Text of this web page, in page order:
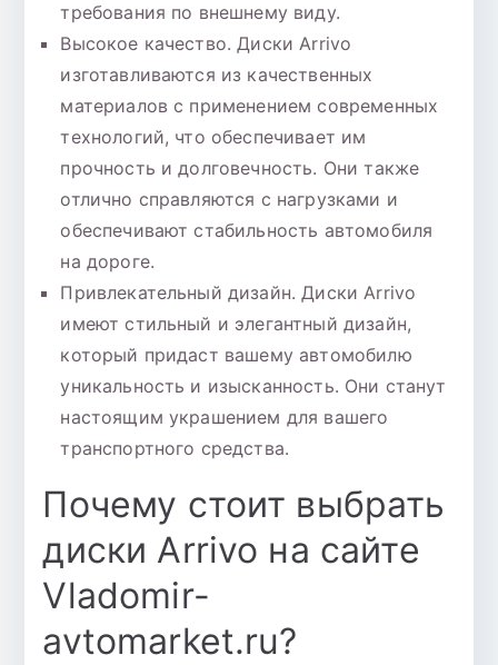
требования по внешнему виду.
Высокое качество. Диски Arrivo
изготавливаются из качественных
материалов с применением современных
технологий, что обеспечивает им
прочность и долговечность. Они также
отлично справляются с нагрузками и
обеспечивают стабильность автомобиля
на дороге.
Привлекательный дизайн. Диски Arrivo
имеют стильный и элегантный дизайн,
который придаст вашему автомобилю
уникальность и изысканность. Они станут
настоящим украшением для вашего
транспортного средства.
Почему стоит выбрать
диски Arrivo на сайте
Vladomir-
avtomarket.ru?